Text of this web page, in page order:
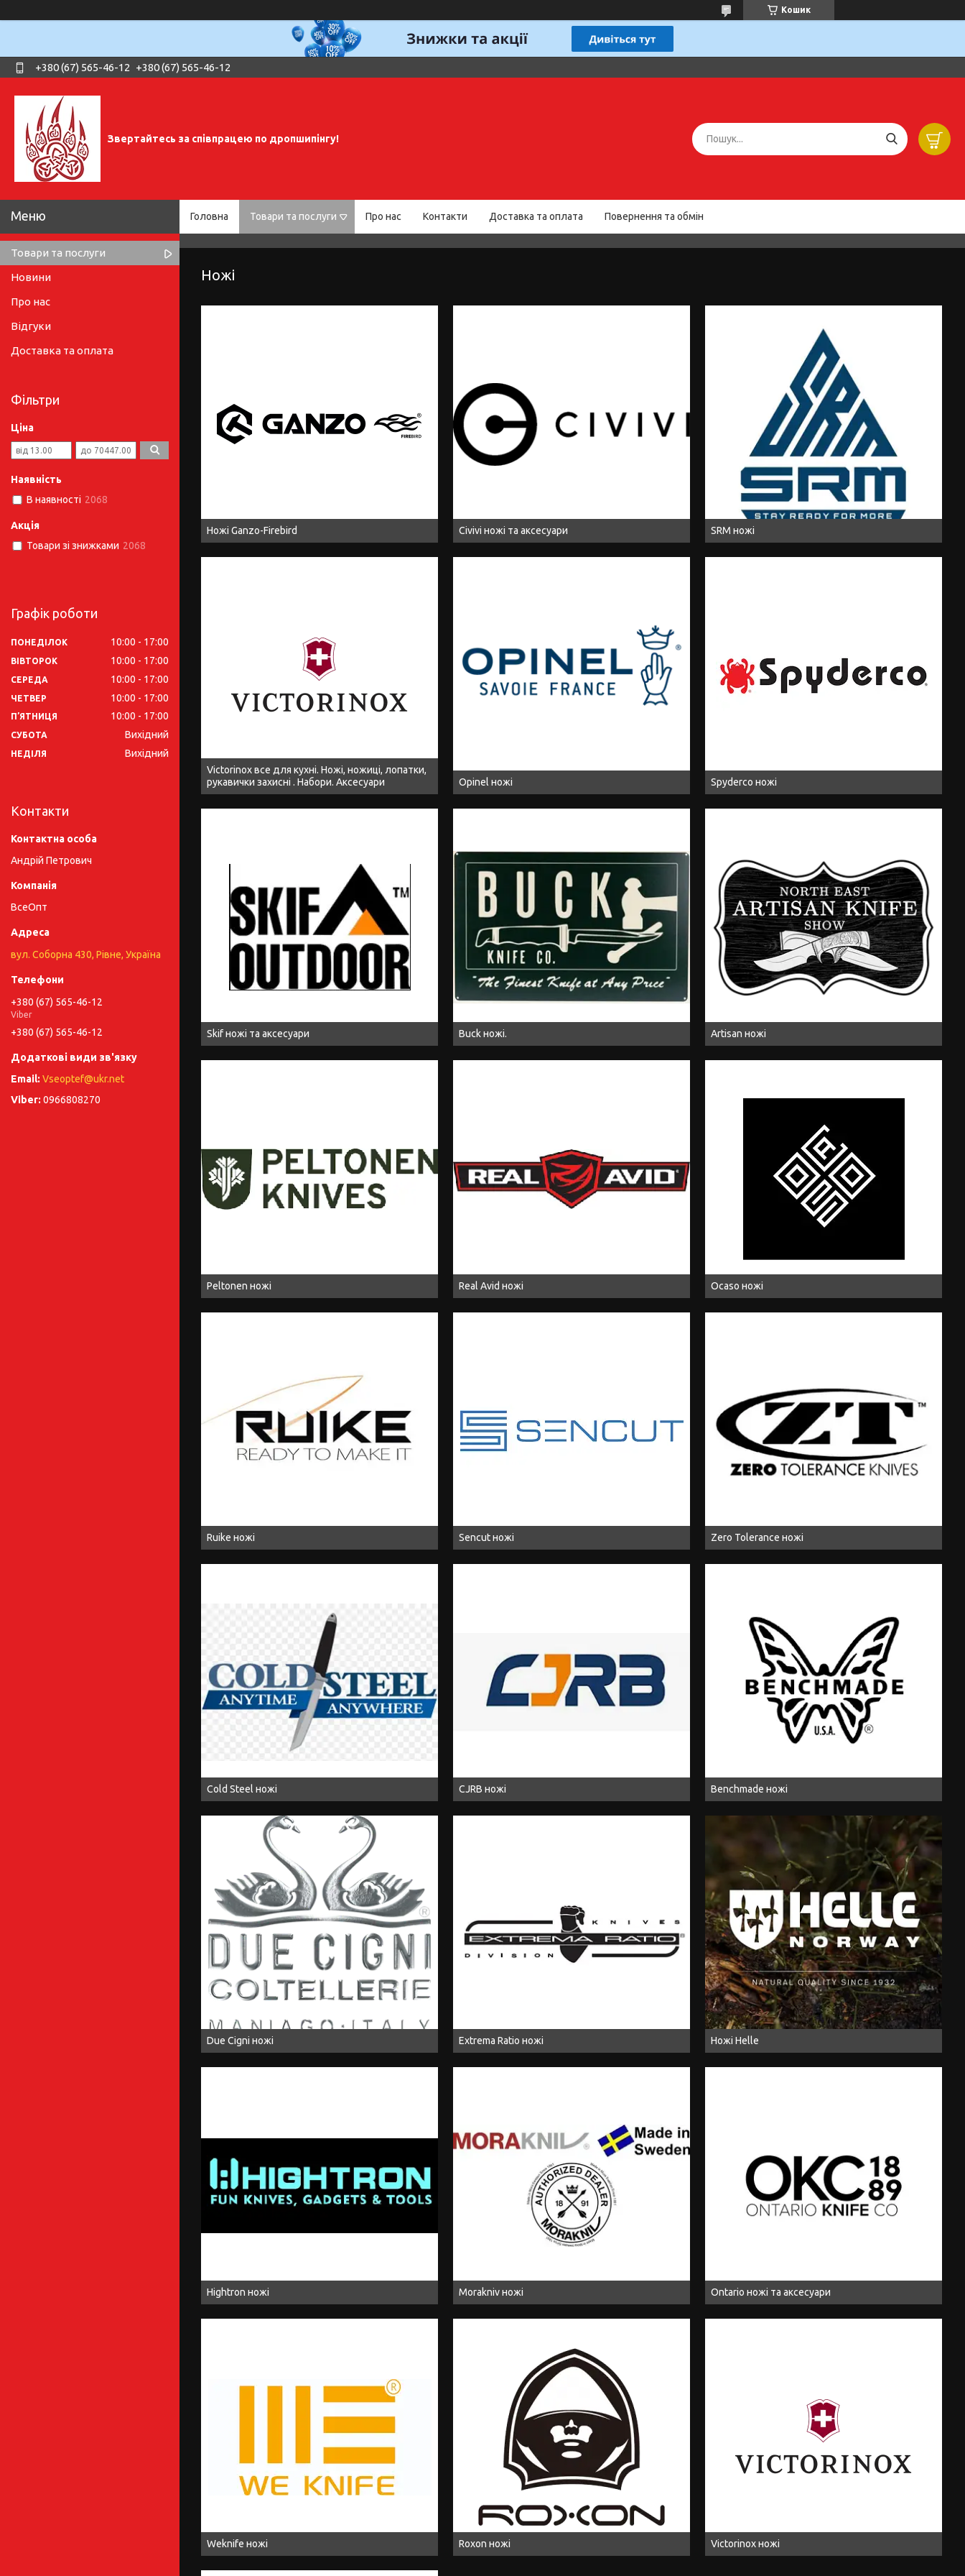
Кошик
+380 (67) 565-46-12 +380 (67) 565-46-12
Звертайтесь за співпрацею по дропшипінгу!
Головна Товари та послуги Про нас Контакти Доставка та оплата Повернення та обмін
Ножі
Ножі Ganzo-Firebird Civivi ножі та аксесуари SRM ножі
Victorinox все для кухні. Ножі, ножиці, лопатки,
рукавички захисні . Набори. Аксесуари
Opinel ножі Spyderco ножі
Skif ножі та аксесуари Buck ножі. Artisan ножі
Peltonen ножі Real Avid ножі Ocaso ножі
Ruike ножі Sencut ножі Zero Tolerance ножі
Cold Steel ножі CJRB ножі Benchmade ножі
Due Cigni ножі Extrema Ratio ножі Ножі Helle
Hightron ножі Morakniv ножі Ontario ножі та аксесуари
Weknife ножі Roxon ножі Victorinox ножі
Товари та послуги
Новини
Про нас
Відгуки
Доставка та оплата
Фільтри
Ціна
Наявність
В наявності 2068
Акція
Товари зі знижками 2068
Графік роботи
ПОНЕДІЛОК 10:00 17:00
ВІВТОРОК 10:00 17:00
СЕРЕДА 10:00 17:00
ЧЕТВЕР 10:00 17:00
ПʼЯТНИЦЯ 10:00 17:00
СУБОТА Вихідний
НЕДІЛЯ Вихідний
Контакти
Андрій Петрович
ВсеОпт
вул. Соборна 430, Рівне, Україна
+380 (67) 565-46-12
Viber
+380 (67) 565-46-12
Vseoptef@ukr.net
0966808270